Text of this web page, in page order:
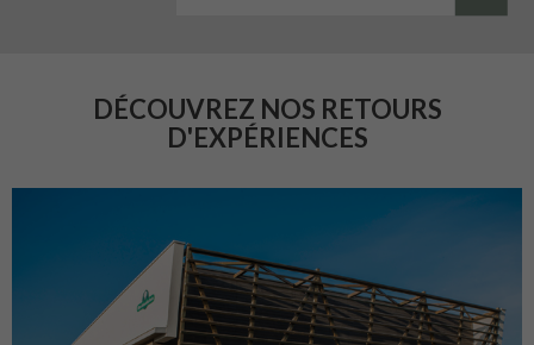
DÉCOUVREZ NOS RETOURS
D'EXPÉRIENCES